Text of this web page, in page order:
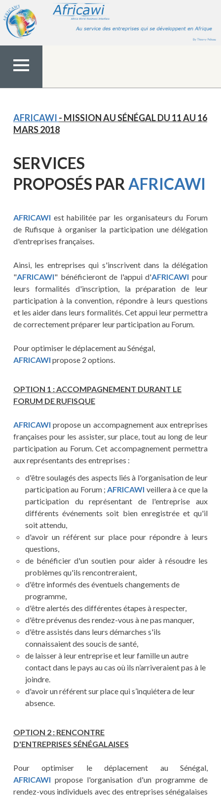
contenu
MENU
AFRICAWI - MISSION AU SÉNÉGAL DU 11 AU 16
MARS 2018
SERVICES
PROPOSÉS PARAFRICAWI
AFRICAWI est habilitée par les organisateurs du Forum
de Rufisque à organiser la participation une délégation
d'entreprises françaises.
Ainsi, les entreprises qui s'inscrivent dans la délégation
"AFRICAWI" bénéficieront de l'appui d'AFRICAWI pour
leurs formalités d'inscription, la préparation de leur
participation à la convention, répondre à leurs questions
et les aider dans leurs formalités. Cet appui leur permettra
de correctement préparer leur participation au Forum.
Pour optimiser le déplacement au Sénégal,
AFRICAWI propose 2 options.
OPTION 1 : ACCOMPAGNEMENT DURANT LE
FORUM DE RUFISQUE
AFRICAWIpropose un accompagnement aux entreprises
françaises pour les assister, sur place, tout au long de leur
participation au Forum. Cet accompagnement permettra
aux représentants des entreprises :
d'être soulagés des aspects liés à l'organisation de leur
participation au Forum ;AFRICAWI veillera à ce que la
participation du représentant de l'entreprise aux
différents événements soit bien enregistrée et qu'il
soit attendu,
d'avoir un référent sur place pour répondre à leurs
questions,
de bénéficier d'un soutien pour aider à résoudre les
problèmes qu'ils rencontreraient,
d'être informés des éventuels changements de
programme,
d'être alertés des différentes étapes à respecter,
d'être prévenus des rendez-vous à ne pas manquer,
d'être assistés dans leurs démarches s'ils
connaissaient des soucis de santé,
de laisser à leur entreprise et leur famille un autre
contact dans le pays au cas où ils n’arriveraient pas à le
joindre.
d'avoir un référent sur place qui s’inquiétera de leur
absence.
OPTION 2 : RENCONTRE
D'ENTREPRISES SÉNÉGALAISES
Pour optimiser le déplacement au Sénégal,
AFRICAWIpropose l'organisation d'un programme de
rendez-vous individuels avec des entreprises sénégalaises